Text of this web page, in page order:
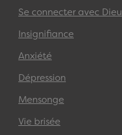
Se connecter avec Dieu
Insignifiance
Anxiété
Dépression
Mensonge
Vie brisée